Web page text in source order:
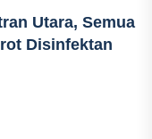
Utara, Semua
Disinfektan